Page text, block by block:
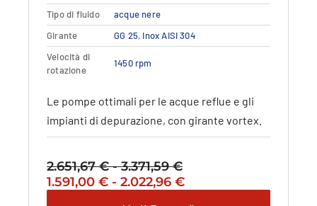
possono
essere
scelte
prodotto
Tipo di fluido
acque nere
Girante
GG 25, Inox AISI 304
Velocità di
rotazione
1450 rpm
Le pompe ottimali per le acque reflue e gli
impianti di depurazione, con girante vortex.
2.651,67€ - 3.371,59€Fascia
di
Il
1.591,00 € - 2.022,96 €Fascia
Il